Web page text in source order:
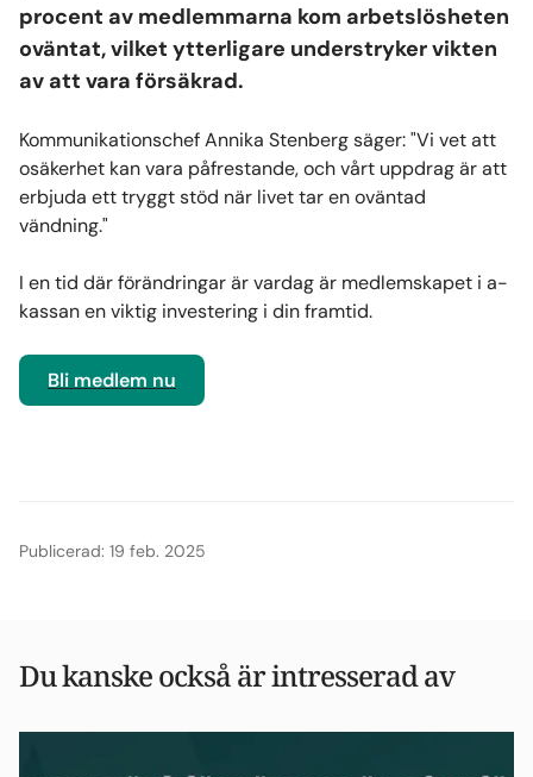
procent av medlemmarna kom arbetslösheten
oväntat, vilket ytterligare understryker vikten
av att vara försäkrad.
Kommunikationschef Annika Stenberg säger: "Vi vet att
osäkerhet kan vara påfrestande, och vårt uppdrag är att
erbjuda ett tryggt stöd när livet tar en oväntad
vändning."
I en tid där förändringar är vardag är medlemskapet i a-
kassan en viktig investering i din framtid.
Bli medlem nu
Publicerad: 19 feb. 2025
Du kanske också är intresserad av